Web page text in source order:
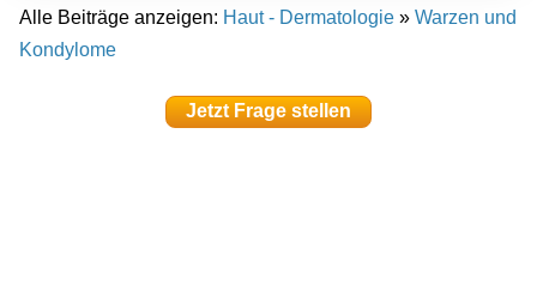
Alle Beiträge anzeigen: Haut - Dermatologie » Warzen und
Kondylome
Jetzt Frage stellen